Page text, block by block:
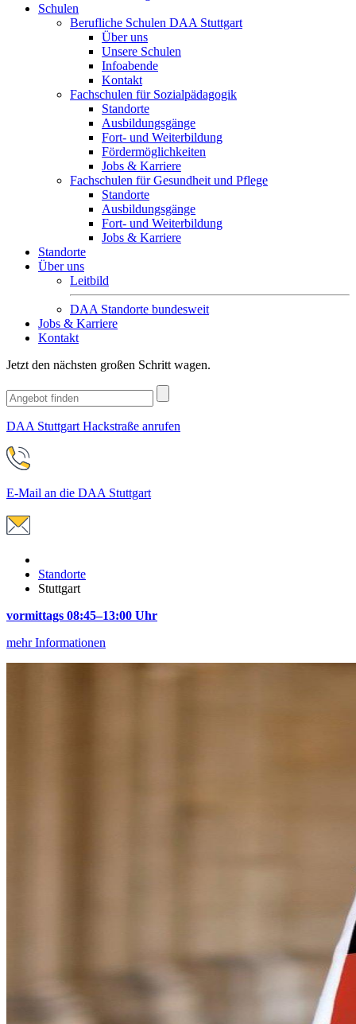
Schulen
Berufliche Schulen DAA Stuttgart
Über uns
Unsere Schulen
Infoabende
Kontakt
Fachschulen für Sozialpädagogik
Standorte
Ausbildungsgänge
Fort- und Weiterbildung
Fördermöglichkeiten
Jobs & Karriere
Fachschulen für Gesundheit und Pflege
Standorte
Ausbildungsgänge
Fort- und Weiterbildung
Jobs & Karriere
Standorte
Über uns
Leitbild
DAA Standorte bundesweit
Jobs & Karriere
Kontakt
Jetzt den nächsten großen Schritt wagen.
DAA Stuttgart Hackstraße anrufen
E-Mail an die DAA Stuttgart
Standorte
Stuttgart
vormittags 08:45–13:00 Uhr
mehr Informationen